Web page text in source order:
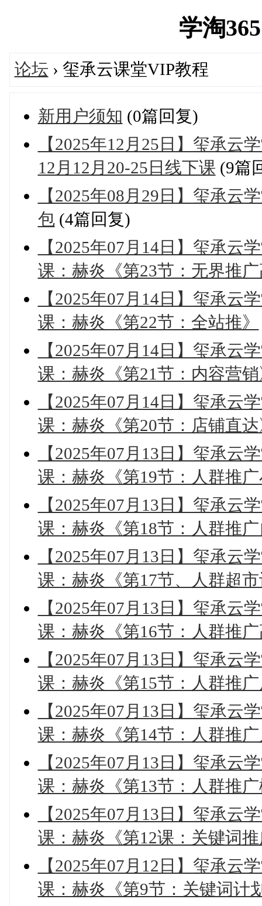
学淘
论坛 › 玺承云课堂VIP教程
新用户须知 (0篇回复)
【2025年12月25日】玺承云
12月12月20-25日线下课 (9篇
【2025年08月29日】玺承云
包(4篇回复)
【2025年07月14日】玺承云
课：赫炎《第23节：无界推
【2025年07月14日】玺承云
课：赫炎《第22节：全站推》
【2025年07月14日】玺承云
课：赫炎《第21节：内容营
【2025年07月14日】玺承云
课：赫炎《第20节：店铺直
【2025年07月13日】玺承云
课：赫炎《第19节：人群推
【2025年07月13日】玺承云
课：赫炎《第18节：人群推
【2025年07月13日】玺承云
课：赫炎《第17节、人群超
【2025年07月13日】玺承云
课：赫炎《第16节：人群推
【2025年07月13日】玺承云
课：赫炎《第15节：人群推
【2025年07月13日】玺承云
课：赫炎《第14节：人群推
【2025年07月13日】玺承云
课：赫炎《第13节：人群推
【2025年07月13日】玺承云
课：赫炎《第12课：关键词
【2025年07月12日】玺承云
课：赫炎《第9节：关键词计